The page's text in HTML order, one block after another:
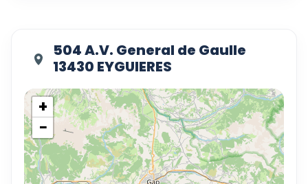
504 A.V. General de Gaulle
13430 EYGUIERES
+
−